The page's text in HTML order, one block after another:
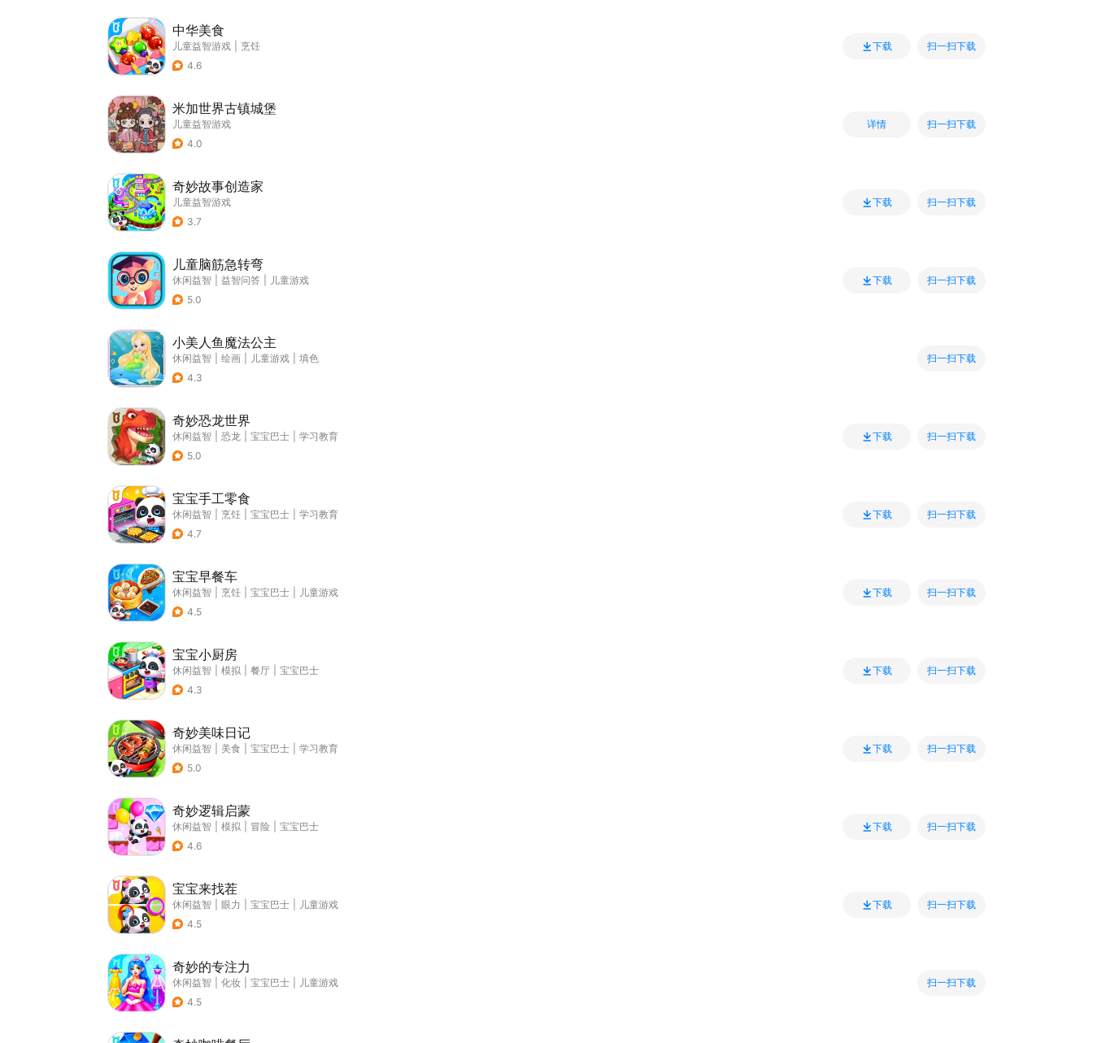
中华美食
儿童益智游戏
烹饪
4.6
下载 扫一扫下载
米加世界古镇城堡
儿童益智游戏
4.0
详情 扫一扫下载
奇妙故事创造家
儿童益智游戏
3.7
下载 扫一扫下载
儿童脑筋急转弯
休闲益智 益智问答
儿童游戏
5.0
下载 扫一扫下载
小美人鱼魔法公主
休闲益智 绘画 儿童游戏
填色
4.3
扫一扫下载
奇妙恐龙世界
休闲益智 恐龙 宝宝巴士
学习教育
5.0
下载 扫一扫下载
宝宝手工零食
休闲益智 烹饪 宝宝巴士
学习教育
4.7
下载 扫一扫下载
宝宝早餐车
休闲益智 烹饪 宝宝巴士
儿童游戏
4.5
下载 扫一扫下载
宝宝小厨房
休闲益智 模拟 餐厅
宝宝巴士
4.3
下载 扫一扫下载
奇妙美味日记
休闲益智 美食 宝宝巴士
学习教育
5.0
下载 扫一扫下载
奇妙逻辑启蒙
休闲益智 模拟 冒险
宝宝巴士
4.6
下载 扫一扫下载
宝宝来找茬
休闲益智 眼力 宝宝巴士
儿童游戏
4.5
下载 扫一扫下载
奇妙的专注力
休闲益智 化妆 宝宝巴士
儿童游戏
4.5
扫一扫下载